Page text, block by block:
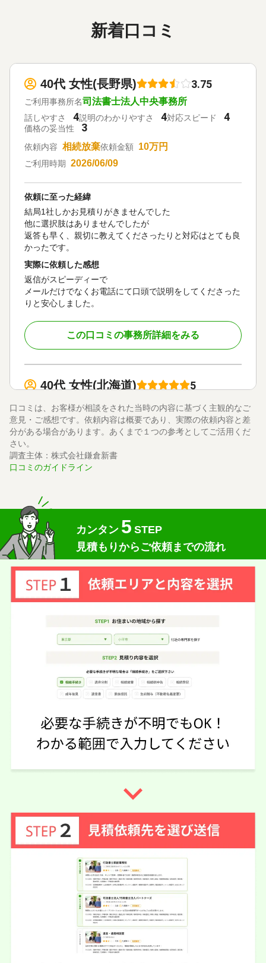
新着口コミ
40代 女性(長野県) 3.75
ご利用事務所名司法書士法人中央事務所
話しやすさ 4説明のわかりやすさ 4対応スピード 4
価格の妥当性 3
依頼内容 相続放棄依頼金額 10万円
ご利用時期 2026/06/09
依頼に至った経緯
結局1社しかお見積りがきませんでした
他に選択肢はありませんでしたが
返答も早く、親切に教えてくださったりと対応はとても良
かったです。
実際に依頼した感想
返信がスピーディーで
メールだけでなくお電話にて口頭で説明をしてくださった
りと安心しました。
この口コミの事務所詳細をみる
40代 女性(北海道) 5
ご利用事務所名 法務テーラー司法書士事務所
話しやすさ 5 説明のわかりやすさ 5 対応スピード 5
価格の妥当性 5
依頼内容
ご利用時期 2026/06/12
依頼に至った経緯
突然、叔父の相続放棄手続きが必要になり
相談しました。
とても丁寧に説明してくれて、親身になって話を聞いてく
れました。
実際に依頼した感想
メールでのやりとりでしたが、すぐ返信がきて相談の日に
ちなどスムーズに決まりました。
この口コミの事務所詳細をみる
50代 女性(東京都)
ご利用事務所名 司法書士みその法務事務所
価格の妥当性 5
依頼内容 相続登記依頼金額 10万円
亡くなった父が相続登記で3社紹介して頂きました。今回
選んだ法務事務所は、費用もお安かったし、分かり易く説
明もして頂いたので選びました。
実際に依頼した感想
とても感じの良い先生で、相続人の母が近々入院する予定
である事を伝えたら、面談なしで電話確認のみでの相続登
記手続きをして頂ける事になりました。母に無理させられ
なかったので大変助かりました。
この口コミの事務所詳細をみる
口コミは、お客様が相談をされた当時の内容に基づく主観的なご
意見・ご感想です。依頼内容は概要であり、実際の依頼内容と差
分がある場合があります。あくまで１つの参考としてご活用くだ
さい。
調査主体：株式会社鎌倉新書
口コミのガイドライン
カンタン 5 STEP
見積もりからご依頼までの流れ
navigate_next